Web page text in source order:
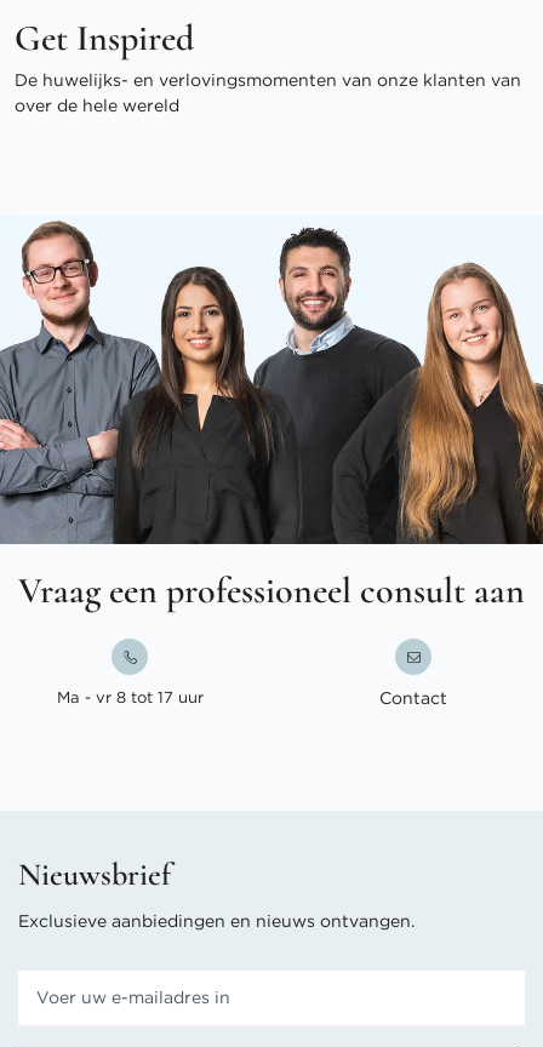
Get Inspired
De huwelijks- en verlovingsmomenten van onze klanten van
over de hele wereld
Vraag een professioneel consult aan
Ma - vr 8 tot 17 uur Contact
Nieuwsbrief
Exclusieve aanbiedingen en nieuws ontvangen.